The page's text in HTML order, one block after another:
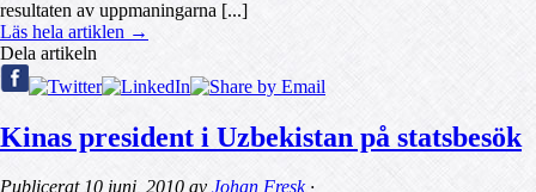
resultaten av uppmaningarna [...]
Läs hela artiklen →
Dela artikeln
Kinas president i Uzbekistan på statsbesök
Publicerat10 juni, 2010 av Johan Fresk·